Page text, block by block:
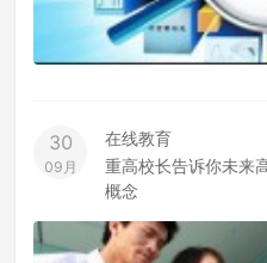
30
09月
在线教育
重高校长告诉你未来
概念